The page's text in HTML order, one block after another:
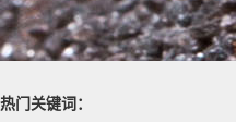
热门关键词：